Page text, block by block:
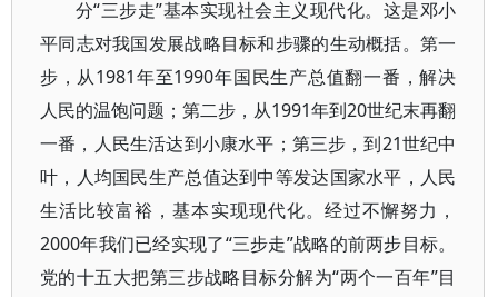
分“三步走”基本实现社会主义现代化。这是邓小
平同志对我国发展战略目标和步骤的生动概括。第一
步，从1981年至1990年国民生产总值翻一番，解决
人民的温饱问题；第二步，从1991年到20世纪末再翻
一番，人民生活达到小康水平；第三步，到21世纪中
叶，人均国民生产总值达到中等发达国家水平，人民
生活比较富裕，基本实现现代化。经过不懈努力，
2000年我们已经实现了“三步走”战略的前两步目标。
党的十五大把第三步战略目标分解为“两个一百年”目